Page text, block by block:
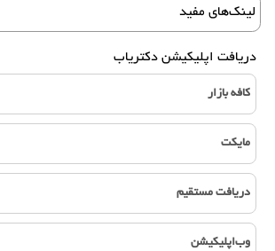
لینک‌های مفید
دریافت اپلیکیشن دکتریاب
کافه بازار
مایکت
دریافت مستقیم
وب‌اپلیکیشن